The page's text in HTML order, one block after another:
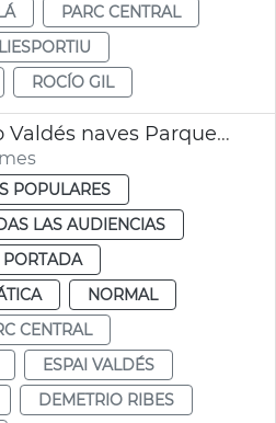
PARC CENTRAL
ROCÍO GIL
Proyecto Espacio Valdés naves Parque Central València
POPULARES
LAS AUDIENCIAS
PORTADA
NORMAL
CENTRAL
ESPAI VALDÉS
DEMETRIO RIBES